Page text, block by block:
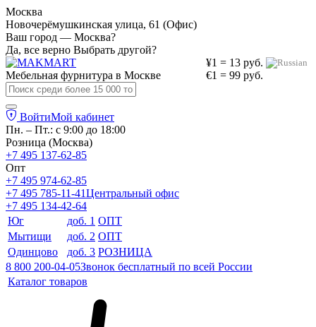
Москва
Новочерёмушкинская улица, 61 (Офис)
Ваш город — Москва?
Да, все верно Выбрать другой?
¥1 = 13 руб.
€1 = 99 руб.
Мебельная фурнитура в Москве
ВойтиМой кабинет
Пн. – Пт.: с 9:00 до 18:00
Розница (Москва)
+7 495 137-62-85
Опт
+7 495 974-62-85
+7 495 785-11-41Центральный офис
+7 495 134-42-64
Юг
доб. 1 ОПТ
Мытищи
доб. 2 ОПТ
Одинцово
доб. 3 РОЗНИЦА
8 800 200-04-05Звонок бесплатный по всей России
Каталог товаров